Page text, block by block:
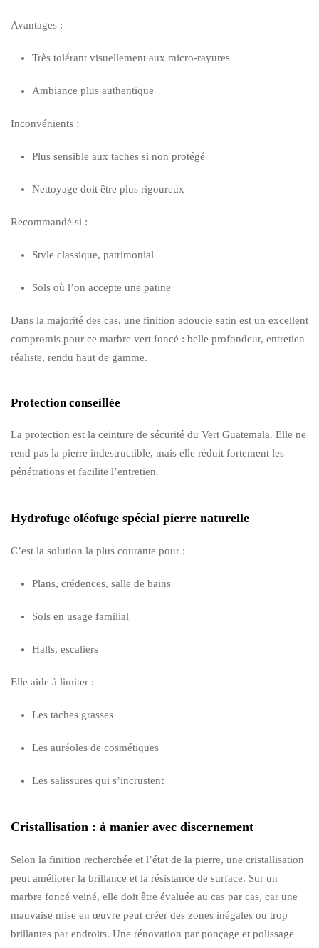
Avantages :
Très tolérant visuellement aux micro-rayures
Ambiance plus authentique
Inconvénients :
Plus sensible aux taches si non protégé
Nettoyage doit être plus rigoureux
Recommandé si :
Style classique, patrimonial
Sols où l’on accepte une patine
Dans la majorité des cas, une finition adoucie satin est un excellent
compromis pour ce marbre vert foncé : belle profondeur, entretien
réaliste, rendu haut de gamme.
Protection conseillée
La protection est la ceinture de sécurité du Vert Guatemala. Elle ne
rend pas la pierre indestructible, mais elle réduit fortement les
pénétrations et facilite l’entretien.
Hydrofuge oléofuge spécial pierre naturelle
C’est la solution la plus courante pour :
Plans, crédences, salle de bains
Sols en usage familial
Halls, escaliers
Elle aide à limiter :
Les taches grasses
Les auréoles de cosmétiques
Les salissures qui s’incrustent
Cristallisation : à manier avec discernement
Selon la finition recherchée et l’état de la pierre, une cristallisation
peut améliorer la brillance et la résistance de surface. Sur un
marbre foncé veiné, elle doit être évaluée au cas par cas, car une
mauvaise mise en œuvre peut créer des zones inégales ou trop
brillantes par endroits. Une rénovation par ponçage et polissage